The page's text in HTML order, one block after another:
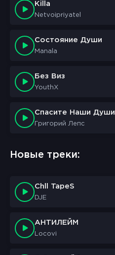
Killa
Netvoipriyatel
Состояние Души
Manala
Без Виз
YouthX
Спасите Наши Души
Григорий Лепс
Новые треки:
Chll TapeS
DJE
АНТИЛЕЙМ
Locovi